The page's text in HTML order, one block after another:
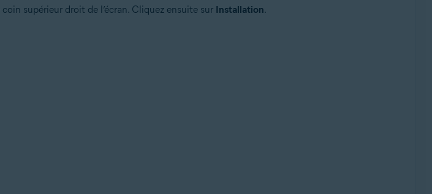
supérieur droit de l’écran. Cliquez ensuite sur Installation.